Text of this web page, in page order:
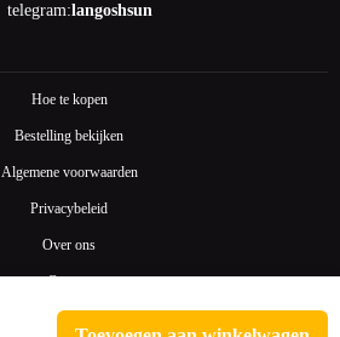
telegram:langoshsun
Hoe te kopen
Bestelling bekijken
Algemene voorwaarden
Privacybeleid
Over ons
Contact
FAQ